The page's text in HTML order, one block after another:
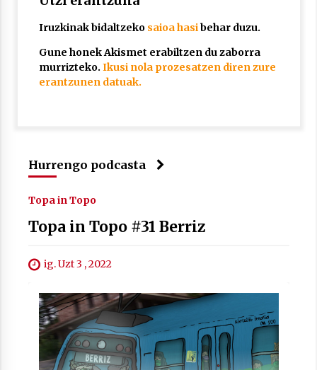
Iruzkinak bidaltzeko saioa hasibehar duzu.
Gune honek Akismet erabiltzen du zaborra
murrizteko. Ikusi nola prozesatzen diren zure
erantzunen datuak.
Hurrengo podcasta
Topa in Topo
Topa in Topo #31 Berriz
ig. Uzt 3 , 2022